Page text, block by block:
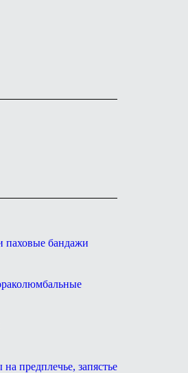
паховые бандажи
предплечье, запястье